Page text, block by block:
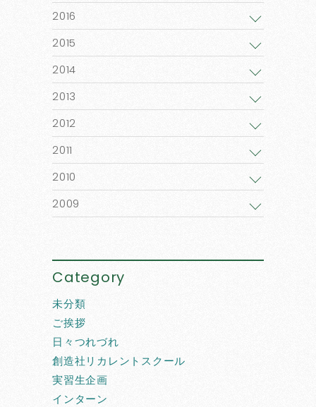
2016
2015
2014
2013
2012
2011
2010
2009
Category
未分類
ご挨拶
日々つれづれ
創造社リカレントスクール
実習生企画
インターン